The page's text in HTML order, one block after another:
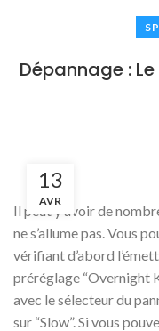
Dépannage :
13
AVR
Il peut y avoir de
ne s’allume pas. Vous
vérifiant d’abord
préréglage “Overnight
avec le sélecteur du
sur “Slow”. Si vous